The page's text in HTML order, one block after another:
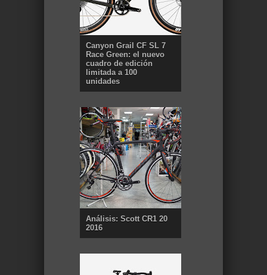
Canyon Grail CF SL 7
Race Green: el nuevo
cuadro de edición
limitada a 100
unidades
Análisis: Scott CR1 20
2016